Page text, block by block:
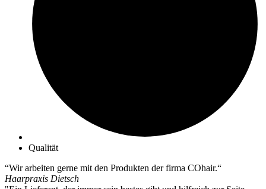
Qualität
“Wir arbeiten gerne mit den Produkten der firma COhair.“
Haarpraxis Dietsch